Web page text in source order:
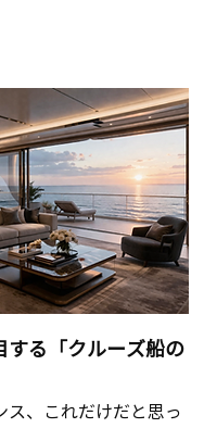
する「クルーズ船の
ス、これだけだと思っ